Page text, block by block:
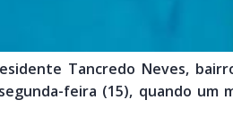
Tancredo Neves,
feira (15), quando um